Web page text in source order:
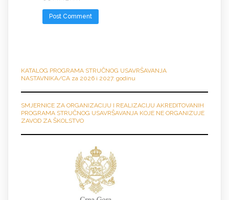
KATALOG PROGRAMA STRUČNOG USAVRŠAVANJA
NASTAVNIKA/CA za 2026 i 2027. godinu
SMJERNICE ZA ORGANIZACIJU I REALIZACIJU AKREDITOVANIH
PROGRAMA STRUČNOG USAVRŠAVANJA KOJE NE ORGANIZUJE
ZAVOD ZA ŠKOLSTVO